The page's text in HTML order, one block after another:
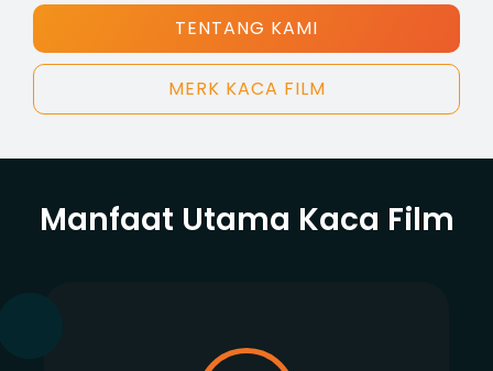
TENTANG KAMI
MERK KACA FILM
Manfaat Utama Kaca Film